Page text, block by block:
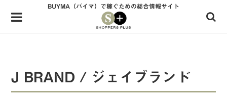
Menu
HOME
34歳独身OLバイマ実践記
BUYMA（バイマ）で稼ぐための総合情報サイト
J BRAND / ジェイブランド